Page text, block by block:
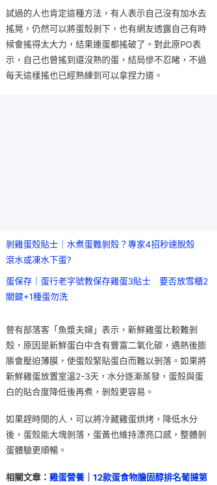
試過的人也肯定這種方法，有人表示自己沒有加水去
搖晃，仍然可以將蛋殼剝下，也有網友透露自己有時
候會搖得太大力，結果連蛋都搖破了。對此原PO表
示，自己也曾搖到還沒熟的蛋，結局慘不忍睹，不過
每天這樣搖也已經熟練到可以拿捏力道。
剝雞蛋殼貼士｜水煮蛋難剝殼？專家4招秒速脫殼
滾水或凍水下蛋?
蛋保存｜蛋行老字號教保存雞蛋3貼士 要否放雪櫃2
關鍵+1種蛋勿洗
曾有部落客「魚漿夫婦」表示，新鮮雞蛋比較難剝
殼，原因是新鮮蛋白中含有豐富二氧化碳，遇熱後膨
脹會壓迫薄膜，使蛋殼緊貼蛋白而難以剝落。如果將
新鮮雞蛋放置室溫2-3天，水分逐漸蒸發，蛋殼與蛋
白的貼合度降低後再煮，剝殼更容易。
如果趕時間的人，可以將冷藏雞蛋烘烤，降低水分
後，蛋殼能大塊剝落，蛋黃也維持漂亮口感，整體剝
蛋體驗更順暢。
相關文章： 雞蛋營養｜12款蛋食物膽固醇排名葡撻第